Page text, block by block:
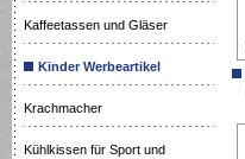
Kaffeetassen und Gläser
Kinder Werbeartikel
Krachmacher
Kühlkissen für Sport und